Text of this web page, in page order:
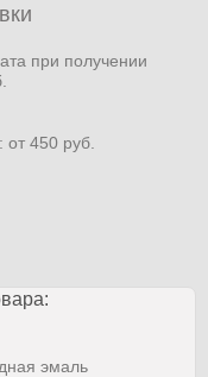
при получении
450 руб.
эмаль